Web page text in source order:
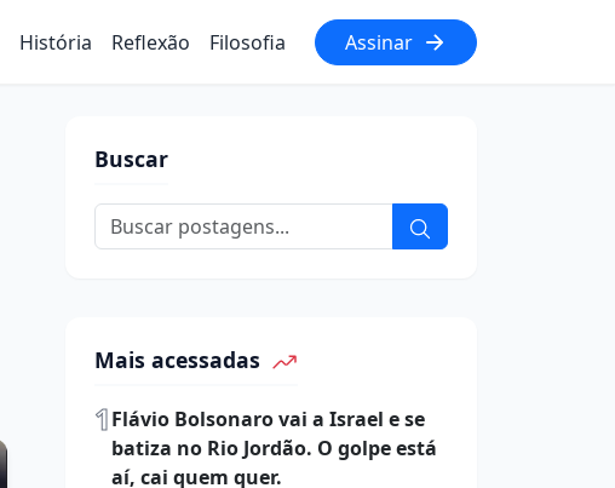
História Reflexão Filosofia Assinar
Buscar
Mais acessadas
1Flávio Bolsonaro vai a Israel e se
batiza no Rio Jordão. O golpe está
aí, cai quem quer.